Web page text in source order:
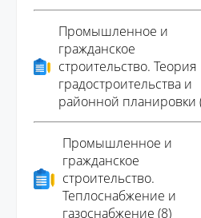
Промышленное и
гражданское
строительство. Теория
градостроительства и
районной планировки
Промышленное и
гражданское
строительство.
Теплоснабжение и
газоснабжение (8)